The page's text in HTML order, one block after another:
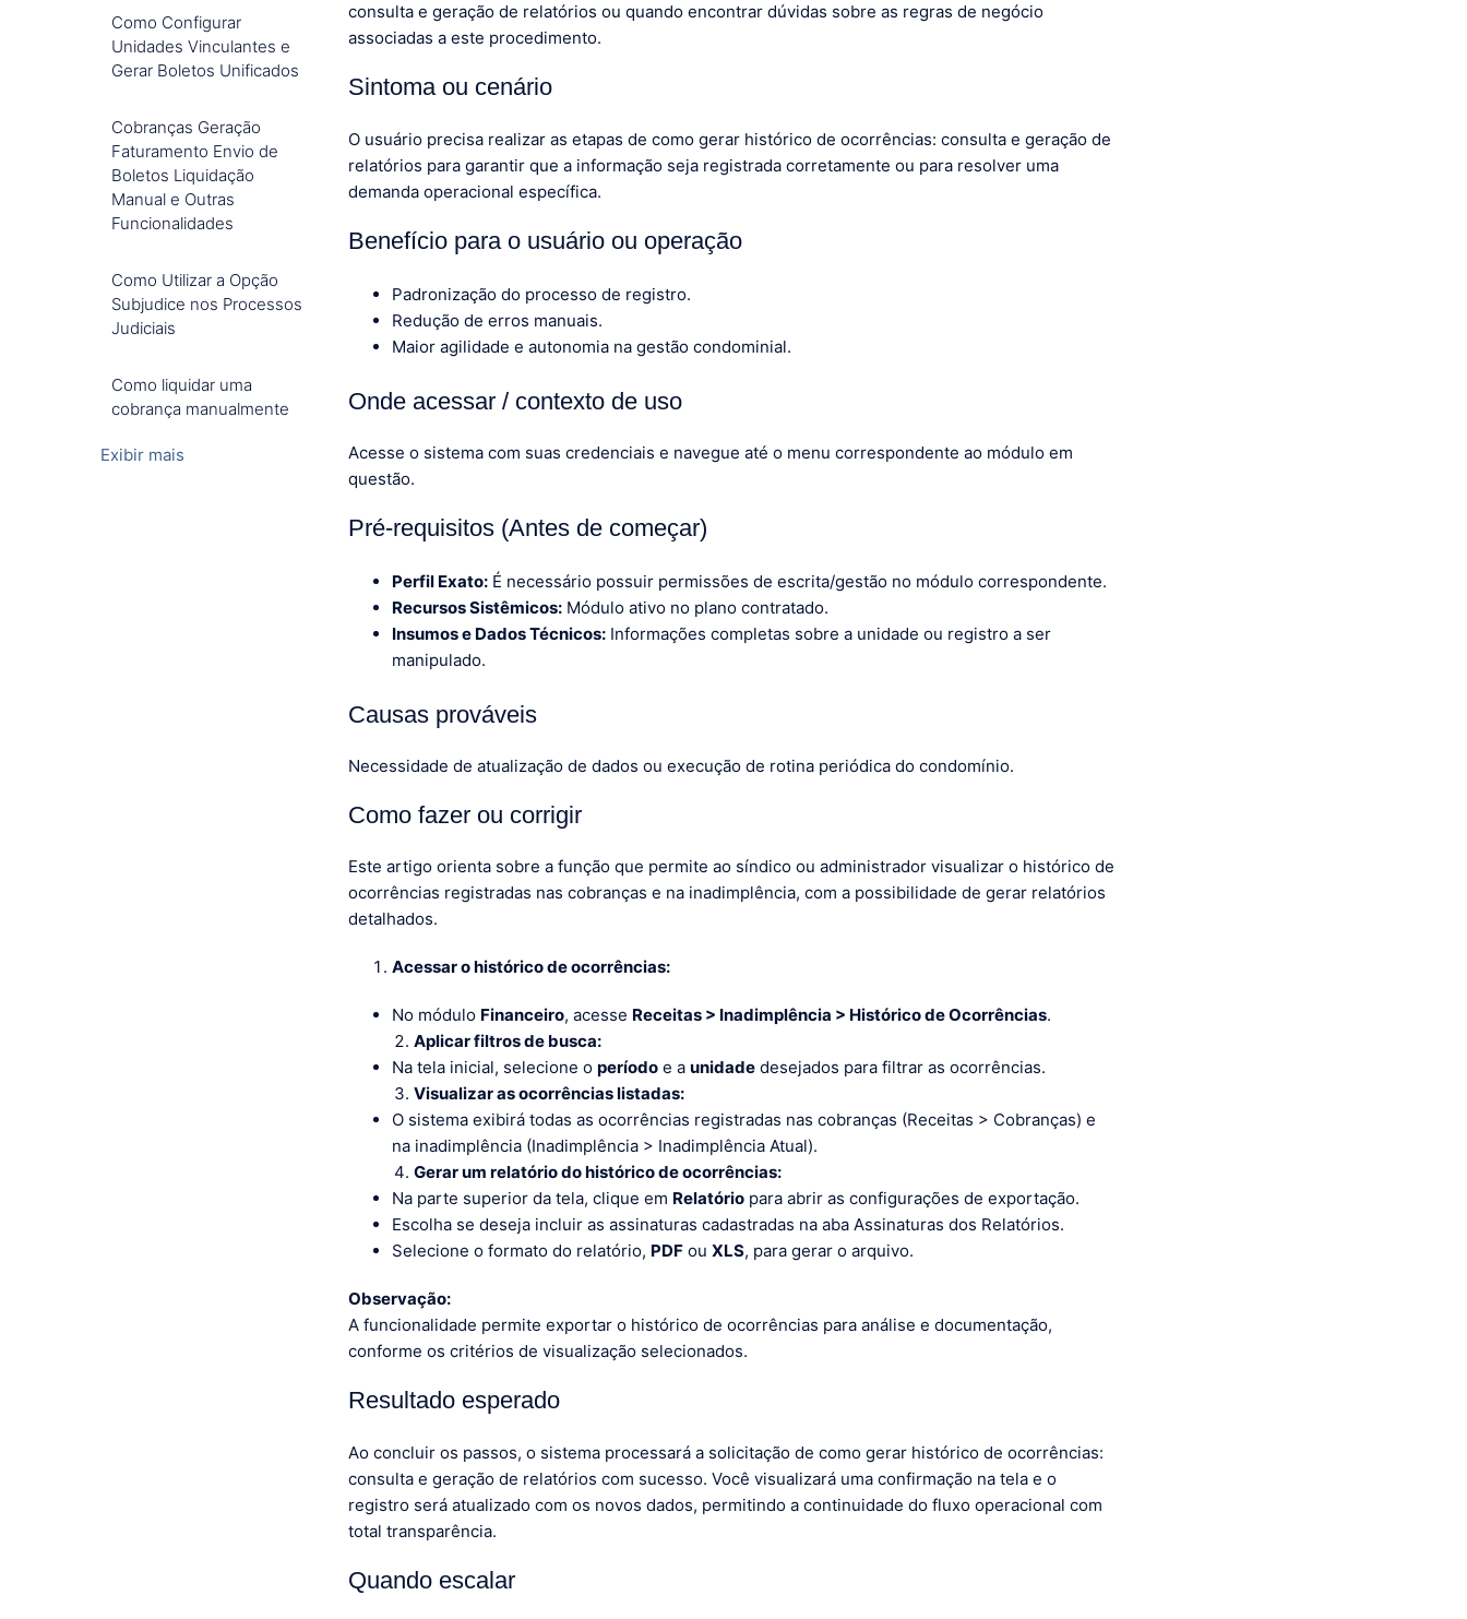
Como Configurar
Unidades Vinculantes e
Gerar Boletos Unificados
Cobranças Geração
Faturamento Envio de
Boletos Liquidação
Manual e Outras
Funcionalidades
Como Utilizar a Opção
Subjudice nos Processos
Judiciais
Como liquidar uma
cobrança manualmente
Exibir mais
consulta e geração de relatórios ou quando encontrar dúvidas sobre as regras de negócio
associadas a este procedimento.
Sintoma ou cenário
O usuário precisa realizar as etapas de como gerar histórico de ocorrências: consulta e geração de
relatórios para garantir que a informação seja registrada corretamente ou para resolver uma
demanda operacional específica.
Benefício para o usuário ou operação
Padronização do processo de registro.
Redução de erros manuais.
Maior agilidade e autonomia na gestão condominial.
Onde acessar / contexto de uso
Acesse o sistema com suas credenciais e navegue até o menu correspondente ao módulo em
questão.
Pré-requisitos (Antes de começar)
Perfil Exato: É necessário possuir permissões de escrita/gestão no módulo correspondente.
Recursos Sistêmicos: Módulo ativo no plano contratado.
Insumos e Dados Técnicos: Informações completas sobre a unidade ou registro a ser
manipulado.
Causas prováveis
Necessidade de atualização de dados ou execução de rotina periódica do condomínio.
Como fazer ou corrigir
Este artigo orienta sobre a função que permite ao síndico ou administrador visualizar o histórico de
ocorrências registradas nas cobranças e na inadimplência, com a possibilidade de gerar relatórios
detalhados.
Acessar o histórico de ocorrências:
No módulo Financeiro, acesse Receitas > Inadimplência > Histórico de Ocorrências.
Aplicar filtros de busca:
Na tela inicial, selecione operíodo e aunidade desejados para filtrar as ocorrências.
Visualizar as ocorrências listadas:
O sistema exibirá todas as ocorrências registradas nas cobranças (Receitas > Cobranças) e
na inadimplência (Inadimplência > Inadimplência Atual).
Gerar um relatório do histórico de ocorrências:
Na parte superior da tela, clique em Relatório para abrir as configurações de exportação.
Escolha se deseja incluir as assinaturas cadastradas na aba Assinaturas dos Relatórios.
Selecione o formato do relatório, PDF ouXLS, para gerar o arquivo.
Observação:
A funcionalidade permite exportar o histórico de ocorrências para análise e documentação,
conforme os critérios de visualização selecionados.
Resultado esperado
Ao concluir os passos, o sistema processará a solicitação de como gerar histórico de ocorrências:
consulta e geração de relatórios com sucesso. Você visualizará uma confirmação na tela e o
registro será atualizado com os novos dados, permitindo a continuidade do fluxo operacional com
total transparência.
Quando escalar